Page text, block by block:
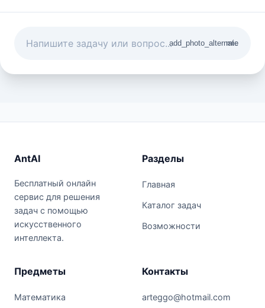
add_photo_alternate
mic
AntAI
Бесплатный онлайн
сервис для решения
задач с помощью
искусственного
интеллекта.
Разделы
Главная
Каталог задач
Возможности
Предметы
Математика
Контакты
arteggo@hotmail.com